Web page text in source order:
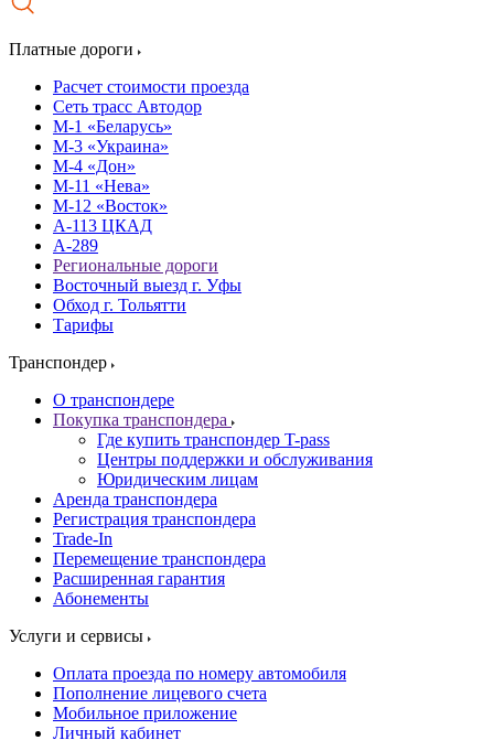
Платные дороги
Расчет стоимости проезда
Сеть трасс Автодор
М-1 «Беларусь»
М-3 «Украина»
М-4 «Дон»
М-11 «Нева»
М-12 «Восток»
А-113 ЦКАД
А-289
Региональные дороги
Восточный выезд г. Уфы
Обход г. Тольятти
Тарифы
Транспондер
О транспондере
Покупка транспондера
Где купить транспондер T-pass
Центры поддержки и обслуживания
Юридическим лицам
Аренда транспондера
Регистрация транспондера
Trade-In
Перемещение транспондера
Расширенная гарантия
Абонементы
Услуги и сервисы
Оплата проезда по номеру автомобиля
Пополнение лицевого счета
Мобильное приложение
Личный кабинет